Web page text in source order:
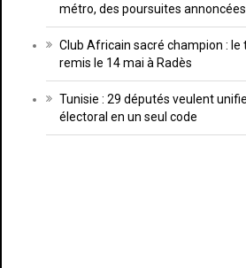
métro, des poursuites annoncées
Club Africain sacré champion : le
remis le 14 mai à Radès
Tunisie : 29 députés veulent
électoral en un seul code